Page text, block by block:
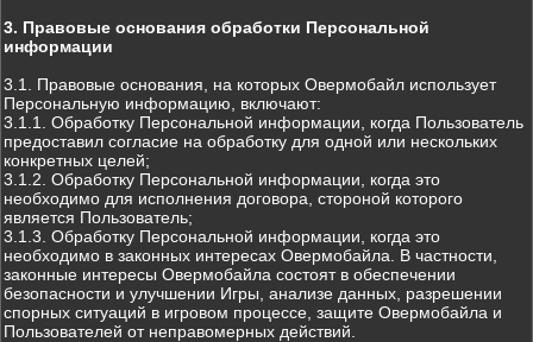
3. Правовые основания обработки Персональной
информации
3.1. Правовые основания, на которых Овермобайл использует
Персональную информацию, включают:
3.1.1. Обработку Персональной информации, когда Пользователь
предоставил согласие на обработку для одной или нескольких
конкретных целей;
3.1.2. Обработку Персональной информации, когда это
необходимо для исполнения договора, стороной которого
является Пользователь;
3.1.3. Обработку Персональной информации, когда это
необходимо в законных интересах Овермобайла. В частности,
законные интересы Овермобайла состоят в обеспечении
безопасности и улучшении Игры, анализе данных, разрешении
спорных ситуаций в игровом процессе, защите Овермобайла и
Пользователей от неправомерных действий.